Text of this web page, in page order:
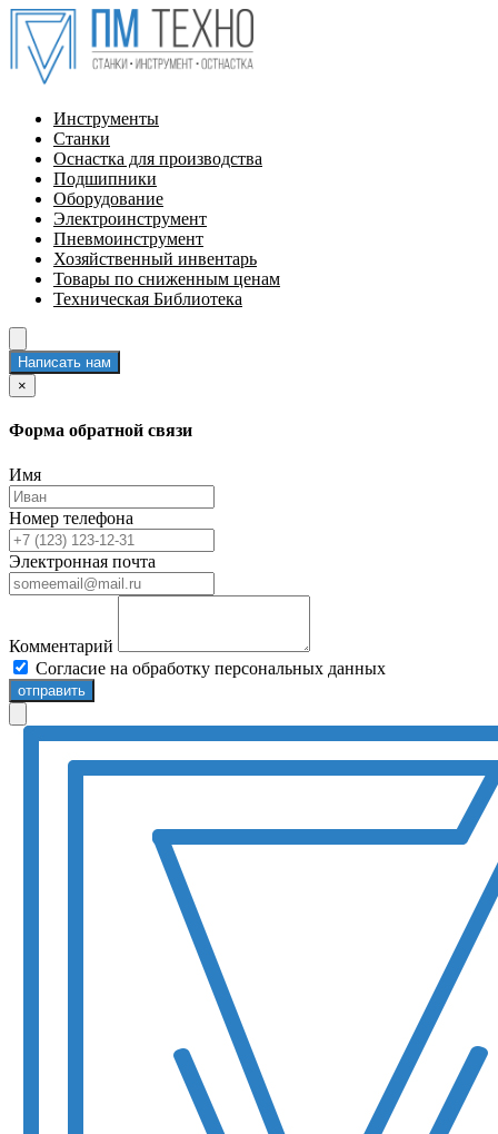
Инструменты
Станки
Оснастка для производства
Подшипники
Оборудование
Электроинструмент
Пневмоинструмент
Хозяйственный инвентарь
Товары по сниженным ценам
Техническая Библиотека
Написать нам
×
Форма обратной связи
Имя
Номер телефона
Электронная почта
Комментарий
Согласие на обработку персональных данных
отправить